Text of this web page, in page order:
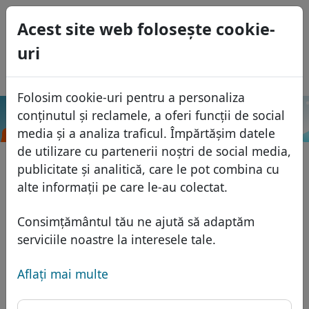
Acest site web foloseşte cookie-
uri
Folosim cookie-uri pentru a personaliza
conținutul și reclamele, a oferi funcții de social
media și a analiza traficul. Împărtășim datele
de utilizare cu partenerii noștri de social media,
publicitate și analitică, care le pot combina cu
alte informații pe care le-au colectat.
Consimțământul tău ne ajută să adaptăm
serviciile noastre la interesele tale.
Aflaţi mai multe
Domenii
Baza domeniilor
Domenii africane
Domenii asiatice
Domenii europene
Domeniile din Orientul Mijlociu
Lista de preţuri
Reduceri
Transfer
Caută
Protecţia ID
Gazduire DNS
FAQ
USD
EUR
GBP
Español
Français
Italiano
Português
Eesti
.lifestyle Caută